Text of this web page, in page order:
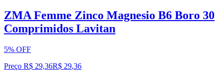
ZMA Femme Zinco Magnesio B6 Boro 30
Comprimidos Lavitan
5% OFF
Preço R$ 29,36R$ 29,36